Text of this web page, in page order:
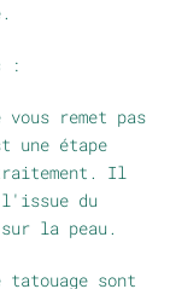
:
remet pas
une étape
Il
du
la peau.
sont